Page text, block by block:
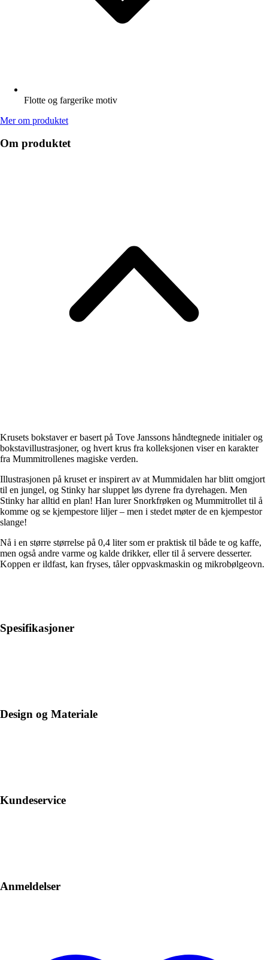
Flotte og fargerike motiv
Mer om produktet
Om produktet
Krusets bokstaver er basert på Tove Janssons håndtegnede initialer og
bokstavillustrasjoner, og hvert krus fra kolleksjonen viser en karakter
fra Mummitrollenes magiske verden.
Illustrasjonen på kruset er inspirert av at Mummidalen har blitt omgjort
til en jungel, og Stinky har sluppet løs dyrene fra dyrehagen. Men
Stinky har alltid en plan! Han lurer Snorkfrøken og Mummitrollet til å
komme og se kjempestore liljer – men i stedet møter de en kjempestor
slange!
Nå i en større størrelse på 0,4 liter som er praktisk til både te og kaffe,
men også andre varme og kalde drikker, eller til å servere desserter.
Koppen er ildfast, kan fryses, tåler oppvaskmaskin og mikrobølgeovn.
Spesifikasjoner
Design og Materiale
Kundeservice
Anmeldelser